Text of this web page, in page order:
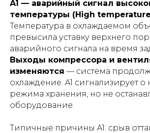
A1 — аварийный сигнал
температуры (High
Температура в охлаждаемом
превысила уставку верхнего
аварийного сигнала на время
Выходы компрессора и
изменяются — система
охлаждение. A1 сигнализирует
режима хранения, но не
оборудование.
Типичные причины A1: срыв